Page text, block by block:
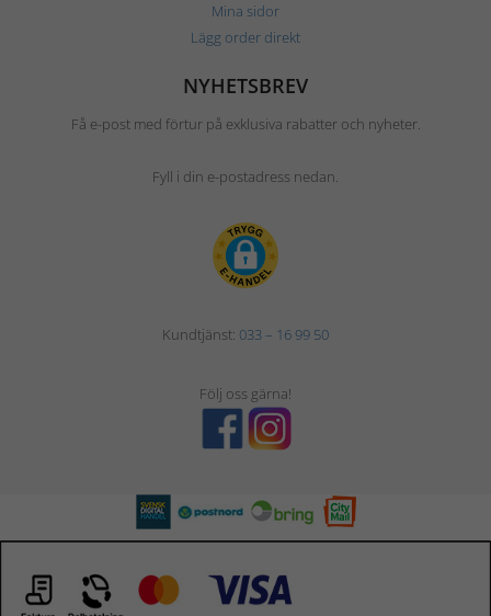
Mina sidor
Lägg order direkt
NYHETSBREV
Få e-post med förtur på exklusiva rabatter och nyheter.
Fyll i din e-postadress nedan.
Kundtjänst: 033 – 16 99 50
Följ oss gärna!